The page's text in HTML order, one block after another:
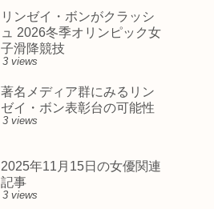
リンゼイ・ボンがクラッシ
ュ 2026冬季オリンピック女
子滑降競技
3 views
著名メディア群にみるリン
ゼイ・ボン表彰台の可能性
3 views
2025年11月15日の女優関連
記事
3 views